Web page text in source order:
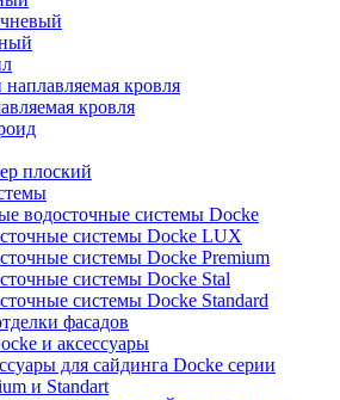
кровля
кровля
плоский
водосточные системы Docke
системы Docke LUX
системы Docke Premium
системы Docke Stal
системы Docke Standard
фасадов
и аксессуары
для сайдинга Docke серии
и Standart